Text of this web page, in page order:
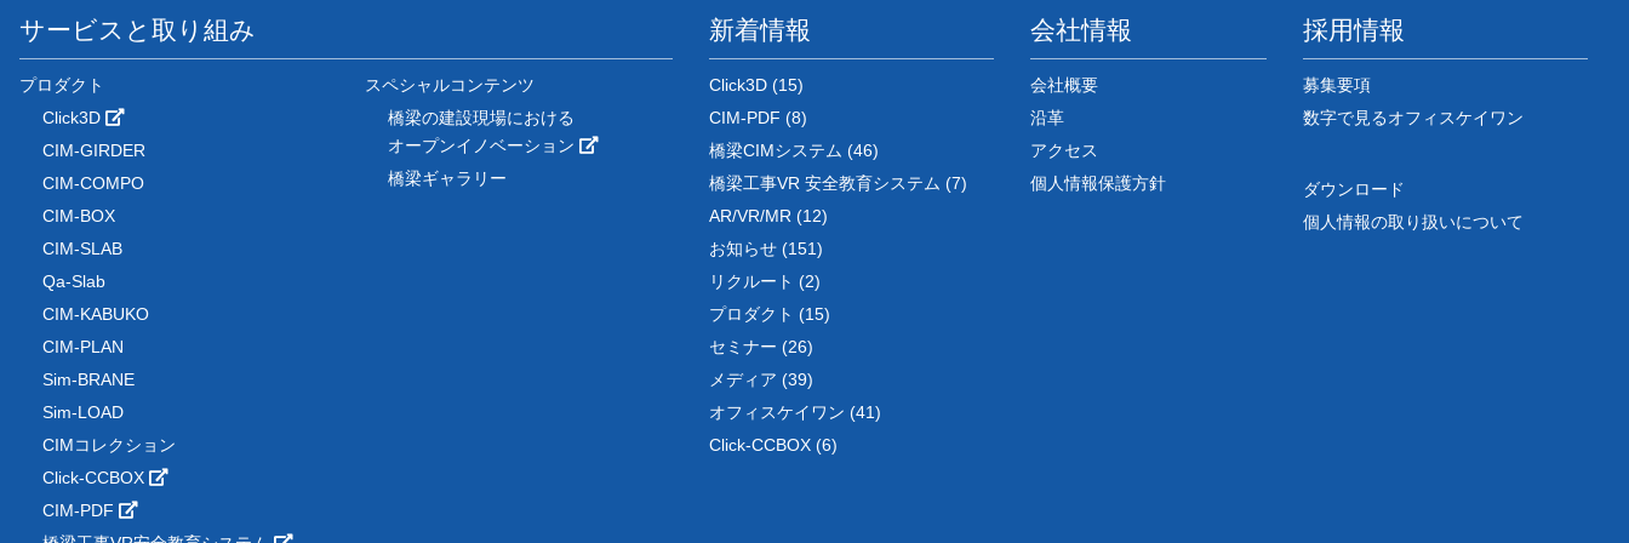
サービスと取り組み
プロダクト
Click3D
CIM-GIRDER
CIM-COMPO
CIM-BOX
CIM-SLAB
Qa-Slab
CIM-KABUKO
CIM-PLAN
Sim-BRANE
Sim-LOAD
CIMコレクション
Click-CCBOX
CIM-PDF
スペシャルコンテンツ
橋梁の建設現場における
オープンイノベーション
橋梁ギャラリー
新着情報
Click3D (15)
CIM-PDF (8)
橋梁CIMシステム (46)
橋梁工事VR 安全教育システム (7)
AR/VR/MR (12)
お知らせ (151)
リクルート (2)
プロダクト (15)
セミナー (26)
メディア (39)
オフィスケイワン (41)
Click-CCBOX (6)
会社情報
会社概要
沿革
アクセス
個人情報保護方針
採用情報
募集要項
数字で見るオフィスケイワン
ダウンロード
個人情報の取り扱いについて